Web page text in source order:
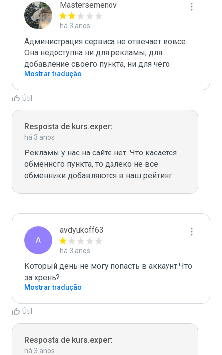
Mastersemenov
há 3 anos
Администрация сервиса не отвечает вовсе.
Она недоступна ни для рекламы, для
добавление своего пункта, ни для чего
Mostrar tradução
Útil
Resposta de kurs.expert
há 3 anos
Рекламы у нас на сайте нет. Что касается
обменного пункта, то далеко не все
обменники добавляются в наш рейтинг.
A
avdyukoff63
há 3 anos
Который день не могу попасть в аккаунт.Что
за хрень?
Mostrar tradução
Útil
Resposta de kurs.expert
há 3 anos